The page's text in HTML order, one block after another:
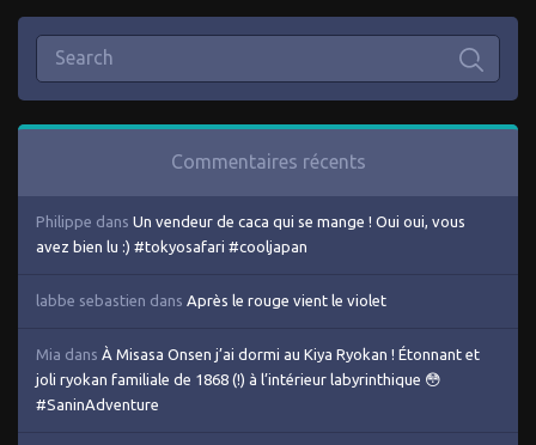
Commentaires récents
Philippe dans Un vendeur de caca qui se mange ! Oui oui, vous
avez bien lu :) #tokyosafari #cooljapan
labbe sebastien dans Après le rouge vient le violet
Mia dans À Misasa Onsen j’ai dormi au Kiya Ryokan ! Étonnant et
joli ryokan familiale de 1868 (!) à l’intérieur labyrinthique 😳
#SaninAdventure